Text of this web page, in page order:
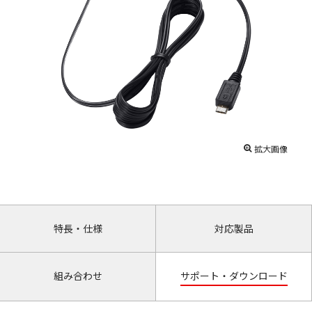
拡大画像
特長・仕様 対応製品
組み合わせ サポート・ダウンロード